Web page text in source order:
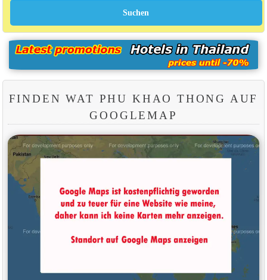
FINDEN WAT PHU KHAO THONG AUF
GOOGLEMAP